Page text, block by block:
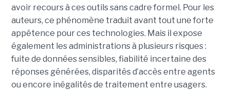
avoir recours à ces outils sans cadre formel. Pour les
auteurs, ce phénomène traduit avant tout une forte
appétence pour ces technologies. Mais il expose
également les administrations à plusieurs risques :
fuite de données sensibles, fiabilité incertaine des
réponses générées, disparités d’accès entre agents
ou encore inégalités de traitement entre usagers.